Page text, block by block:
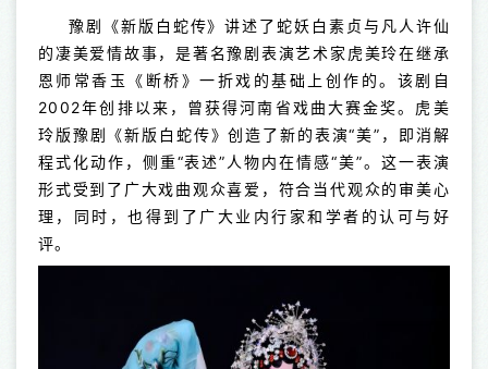
豫剧《新版白蛇传》讲述了蛇妖白素贞与凡人许仙
的凄美爱情故事，是著名豫剧表演艺术家虎美玲在继承
恩师常香玉《断桥》一折戏的基础上创作的。该剧自
2002年创排以来，曾获得河南省戏曲大赛金奖。虎美
玲版豫剧《新版白蛇传》创造了新的表演“美”，即消解
程式化动作，侧重“表述”人物内在情感“美”。这一表演
形式受到了广大戏曲观众喜爱，符合当代观众的审美心
理，同时，也得到了广大业内行家和学者的认可与好
评。